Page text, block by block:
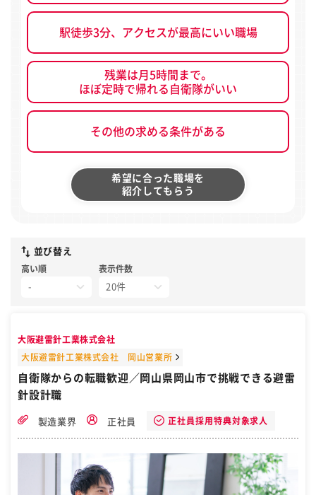
駅徒歩3分、アクセスが最高にいい職場
残業は月5時間まで。
ほぼ定時で帰れる自衛隊がいい
その他の求める条件がある
希望に合った職場を
紹介してもらう
並び替え
高い順 表示件数
大阪避雷針工業株式会社
大阪避雷針工業株式会社 岡山営業所
自衛隊からの転職歓迎／岡山県岡山市で挑戦できる避雷
針設計職
製造業界 正社員 正社員採用特典対象求人